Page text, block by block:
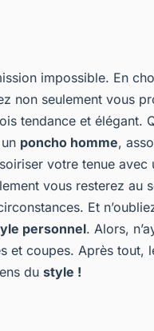
impossible. En
non seulement vous
tendance et élégant.
poncho homme,
votre tenue avec
vous resterez au
Et
personnel. Alors,
et coupes. Après tout,
du style !